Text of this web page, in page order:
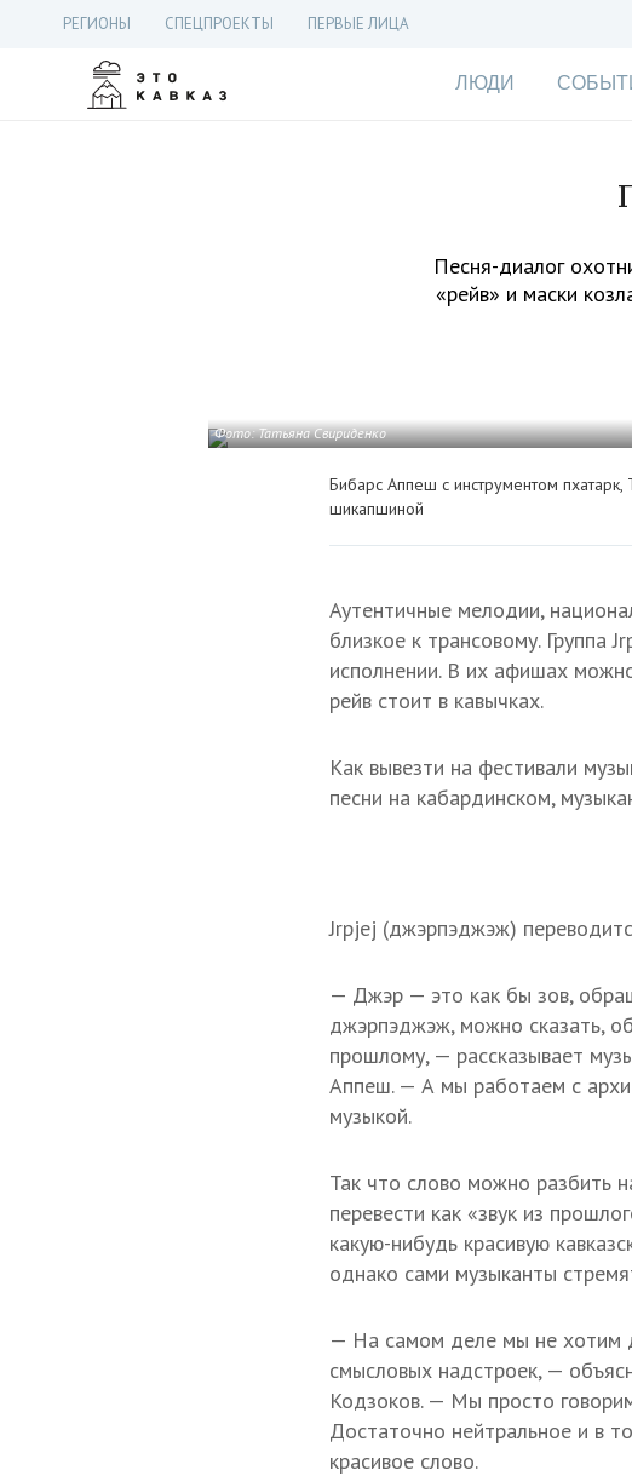
РЕГИОНЫ СПЕЦПРОЕКТЫ ПЕРВЫЕ ЛИЦА
ЛЮДИ
Песня-диалог
«рейв» и маски
Фото: Татьяна Свириденко
Бибарс Аппеш с инструментом
шикапшиной
Аутентичные мелодии,
близкое к трансовому. Группа
исполнении. В их афишах
рейв стоит в кавычках.
Как вывезти на фестивали
песни на кабардинском,
Jrpjej (джэрпэджэж)
— Джэр — это как бы зов,
джэрпэджэж, можно сказать,
прошлому, — рассказывает
Аппеш. — А мы работаем с
музыкой.
Так что слово можно разбить
перевести как «звук из
какую-нибудь красивую
однако сами музыканты
— На самом деле мы не хотим
смысловых надстроек, —
Кодзоков. — Мы просто
Достаточно нейтральное и в
красивое слово.